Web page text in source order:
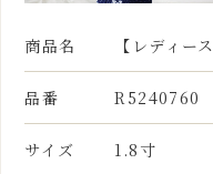
商品名 【レディー
品番 R5240760
サイズ 1.8寸